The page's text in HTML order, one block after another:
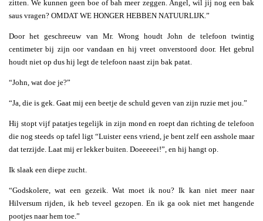
zitten. We kunnen geen boe of bah meer zeggen. Angel, wil jij nog een bak
saus vragen? OMDAT WE HONGER HEBBEN NATUURLIJK.”
Door het geschreeuw van Mr. Wrong houdt John de telefoon twintig
centimeter bij zijn oor vandaan en hij vreet onverstoord door. Het gebrul
houdt niet op dus hij legt de telefoon naast zijn bak patat.
“John, wat doe je?”
“Ja, die is gek. Gaat mij een beetje de schuld geven van zijn ruzie met jou.”
Hij stopt vijf patatjes tegelijk in zijn mond en roept dan richting de telefoon
die nog steeds op tafel ligt “Luister eens vriend, je bent zelf een asshole maar
dat terzijde. Laat mij er lekker buiten. Doeeeeei!”, en hij hangt op.
Ik slaak een diepe zucht.
“Godskolere, wat een gezeik. Wat moet ik nou? Ik kan niet meer naar
Hilversum rijden, ik heb teveel gezopen. En ik ga ook niet met hangende
pootjes naar hem toe.”